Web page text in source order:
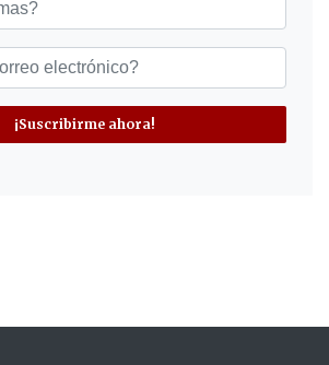
¡Suscribirme ahora!